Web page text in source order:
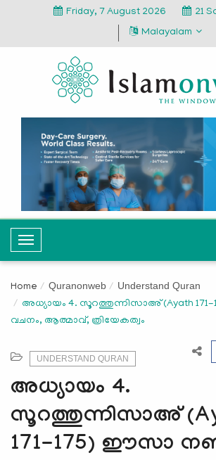
Friday, 7 August 2026
21
Malayalam
T
o
g
l
e
v
i
g
a
t
Home Quranonweb Understand Quran
അധ്യായം 4. സൂറത്തുന്നിസാഅ് (Ayath
വചനം, ആത്മാവ്, ത്രിയേകത്വം
UNDERSTAND QURAN
അധ്യായം 4.
സൂറത്തുന്നിസാഅ്
171-175) ഈസാ